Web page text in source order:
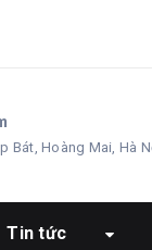
Bát, Hoàng Mai, Hà
Tin tức